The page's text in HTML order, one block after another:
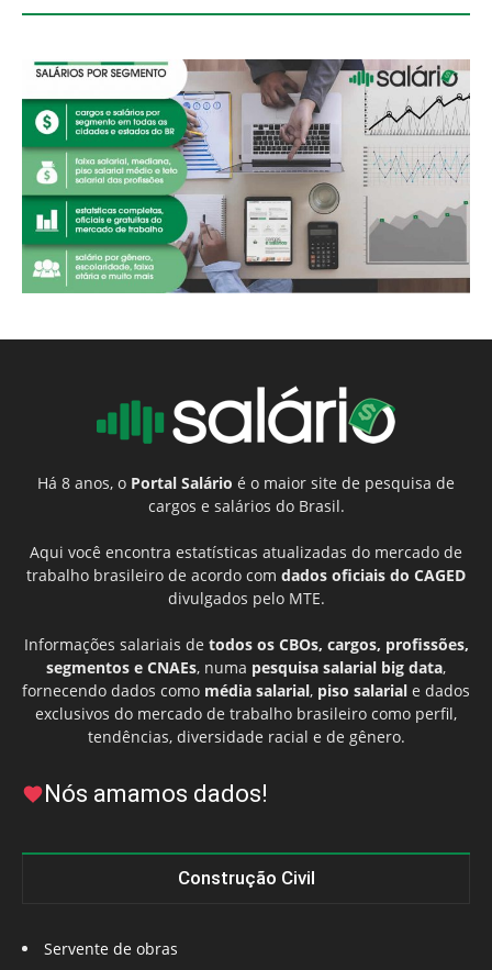
Há 8 anos, o Portal Salário é o maior site de pesquisa de
cargos e salários do Brasil.
Aqui você encontra estatísticas atualizadas do mercado de
trabalho brasileiro de acordo com dados oficiais do CAGED
divulgados pelo MTE.
Informações salariais de todos os CBOs, cargos, profissões,
segmentos e CNAEs, numa pesquisa salarial big data,
fornecendo dados como média salarial, piso salarial e dados
exclusivos do mercado de trabalho brasileiro como perfil,
tendências, diversidade racial e de gênero.
Nós amamos dados!
Construção Civil
Servente de obras